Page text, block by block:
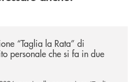
“Taglia la Rata” di
personale che si fa in due